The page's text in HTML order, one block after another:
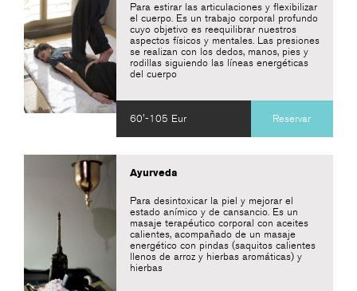
Para estirar las articulaciones y flexibilizar
el cuerpo. Es un trabajo corporal profundo
cuyo objetivo es reequilibrar nuestros
aspectos físicos y mentales. Las presiones
se realizan con los dedos, manos, pies y
rodillas siguiendo las líneas energéticas
del cuerpo
60'-105 Eur Reservar
Ayurveda
Para desintoxicar la piel y mejorar el
estado anímico y de cansancio. Es un
masaje terapéutico corporal con aceites
calientes, acompañado de un masaje
energético con pindas (saquitos calientes
llenos de arroz y hierbas aromáticas) y
hierbas